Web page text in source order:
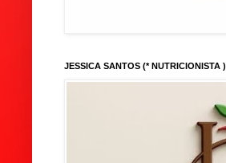
JESSICA SANTOS (* NUTRICIONISTA )